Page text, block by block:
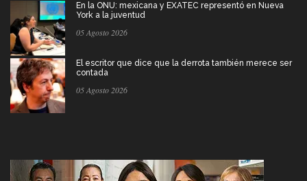
En la ONU: mexicana y EXATEC representó en Nueva
York a la juventud
05 Agosto 2026
El escritor que dice que la derrota también merece ser
contada
05 Agosto 2026